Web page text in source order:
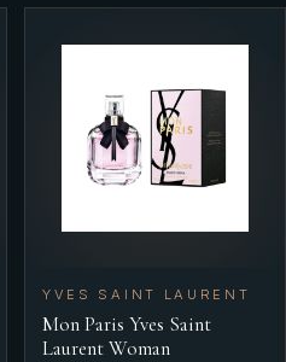
YVES SAINT LAURENT
Mon Paris Yves Saint
Laurent Woman